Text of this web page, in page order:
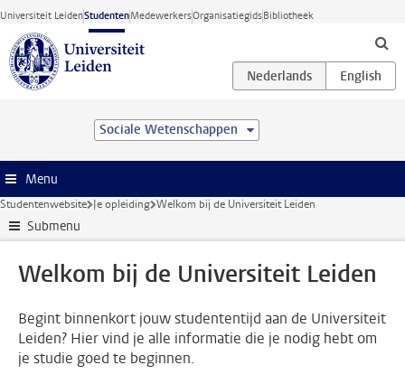
Ga direct naar de inhoud
Universiteit LeidenStudentenMedewerkersOrganisatiegidsBibliotheek
Sociale Wetenschappen
Menu
Studentenwebsite Je opleiding Welkom bij de Universiteit Leiden
Submenu
Welkom bij de Universiteit Leiden
Begint binnenkort jouw studententijd aan de Universiteit
Leiden? Hier vind je alle informatie die je nodig hebt om
je studie goed te beginnen.